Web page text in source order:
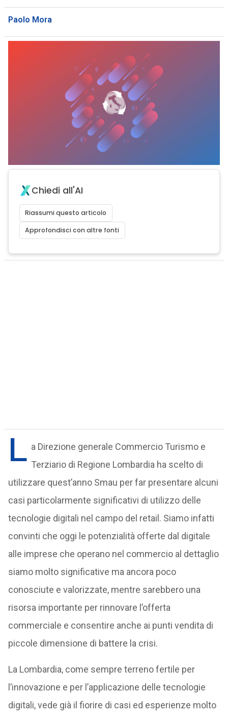
Paolo Mora
Chiedi all'AI
Riassumi questo articolo
Approfondisci con altre fonti
L a Direzione generale Commercio Turismo e
Terziario di Regione Lombardia ha scelto di
utilizzare quest’anno Smau per far presentare alcuni
casi particolarmente significativi di utilizzo delle
tecnologie digitali nel campo del retail. Siamo infatti
convinti che oggi le potenzialità offerte dal digitale
alle imprese che operano nel commercio al dettaglio
siamo molto significative ma ancora poco
conosciute e valorizzate, mentre sarebbero una
risorsa importante per rinnovare l’offerta
commerciale e consentire anche ai punti vendita di
piccole dimensione di battere la crisi.
La Lombardia, come sempre terreno fertile per
l’innovazione e per l’applicazione delle tecnologie
digitali, vede già il fiorire di casi ed esperienze molto